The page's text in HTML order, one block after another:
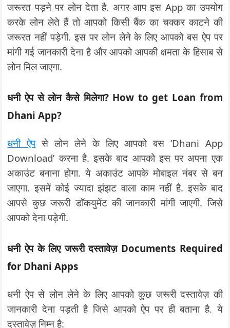
जरूरत पड़ने पर लोन देता है. अगर आप इस App का उपयोग
करके लोन लेते हैं तो आपको किसी बैंक का चक्कर काटने की
जरूरत नहीं पड़ेगी. इस पर लोन लेने के लिए आपको बस ऐप पर
मांगी गई जानकारी देना है और आपको आपकी क्षमता के हिसाब से
लोन मिल जाएगा.
धनी ऐप से लोन कैसे मिलेगा? How to get Loan from
Dhani App?
धनी ऐपसे लोन लेने के लिए आपको बस ‘Dhani App
Download’ करना है. इसके बाद आपको इस पर अपना एक
अकाउंट बनाना होगा. ये अकाउंट आपके मोबाइल नंबर से बन
जाएगा. इसमें कोई ज्यादा झंझट वाला काम नहीं है. इसके बाद
आपसे कुछ जरूरी डॉकयुमेंट की जानकारी मांगी जाएगी. जिसे
आपको देना पड़ेगी.
धनी ऐप के लिए जरूरी दस्तावेज़ Documents Required
for Dhani Apps
धनी ऐप से लोन लेने के लिए आपको कुछ जरूरी दस्तावेज़ की
जानकारी देना पड़ती है जिसे आपको ऐप पर ही बताना है. ये
दस्तावेज़ निम्न है: